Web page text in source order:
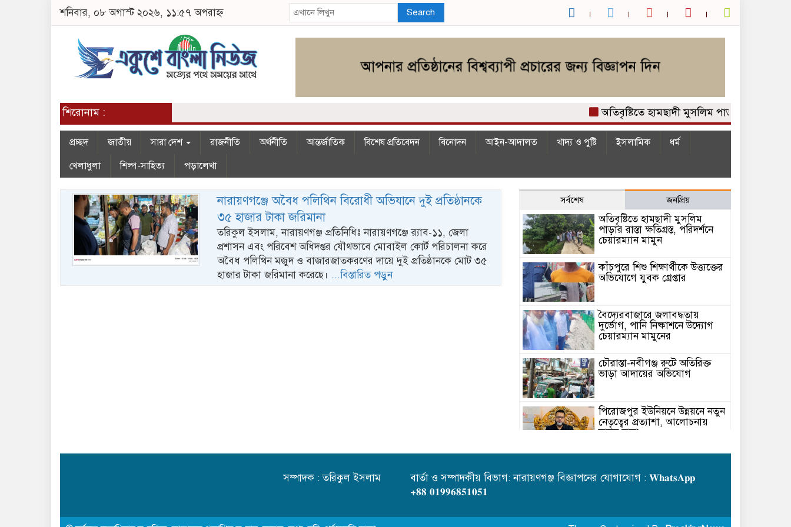
শনিবার, ০৮ অগাস্ট ২০২৬, ১১:৫৭ অপরাহ্ন Search
শিরোনাম : অতিবৃষ্টিতে হামছাদী মুসলিম পাড়ার রাস্তা
প্রচ্ছদ জাতীয় সারা দেশ রাজনীতি অর্থনীতি আন্তর্জাতিক বিশেষ প্রতিবেদন বিনোদন আইন-আদালত খাদ্য ও পুষ্টি ইসলামিক
ধর্ম
খেলাধুলা
শিল্প-সাহিত্য পড়ালেখা
নারায়ণগঞ্জে অবৈধ পলিথিন বিরোধী অভিযানে দুই প্রতিষ্ঠানকে
৩৫ হাজার টাকা জরিমানা
তরিকুল ইসলাম, নারায়ণগঞ্জ প্রতিনিধিঃ নারায়ণগঞ্জে র‍্যাব-১১, জেলা
প্রশাসন এবং পরিবেশ অধিদপ্তর যৌথভাবে মোবাইল কোর্ট পরিচালনা করে
অবৈধ পলিথিন মজুদ ও বাজারজাতকরণের দায়ে দুই প্রতিষ্ঠানকে মোট ৩৫
হাজার টাকা জরিমানা করেছে। ...বিস্তারিত পড়ুন
সর্বশেষ জনপ্রিয়
অতিবৃষ্টিতে হামছাদী মুসলিম
পাড়ার রাস্তা ক্ষতিগ্রস্ত, পরিদর্শনে
চেয়ারম্যান মামুন
কাঁচপুরে শিশু শিক্ষার্থীকে উত্ত্যক্তের
অভিযোগে যুবক গ্রেপ্তার
বৈদ্যেরবাজারে জলাবদ্ধতায়
দুর্ভোগ, পানি নিষ্কাশনে উদ্যোগ
চেয়ারম্যান মামুনের
চৌরাস্তা-নবীগঞ্জ রুটে অতিরিক্ত
ভাড়া আদায়ের অভিযোগ
পিরোজপুর ইউনিয়নে উন্নয়নে নতুন
নেতৃত্বের প্রত্যাশা, আলোচনায়
মাসুম রানা
অভিযানে ৩৭৭ বোতল উদ্ধার,
নারায়ণগঞ্জের সোনারগাঁ
সম্পাদক : তরিকুল ইসলাম
বার্তা ও সম্পাদকীয় বিভাগ: নারায়ণগঞ্জ বিজ্ঞাপনের যোগাযোগ : 𝐖𝐡𝐚𝐭𝐬𝐀𝐩𝐩
+𝟖𝟖 𝟎𝟏𝟗𝟗𝟔𝟖𝟓𝟏𝟎𝟓𝟏